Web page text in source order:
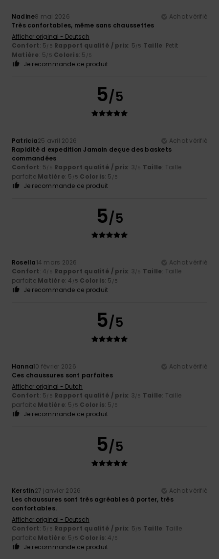
Nadine8 mai 2026
Achat vérifié
Très confortables, même sans chaussettes
Afficher original - Deutsch
Confort: 5/5 Rapport qualité / prix: 5/5 Taille: Petit
Matière: 5/5 Coloris: 5 /5
Je recommande ce produit
5/5
Patricia25 avril 2026
Achat vérifié
Rapidité d expedition Jamain deçue des baskets
commandées
Confort: 5/5 Rapport qualité / prix: 3/5 Taille: Taille
parfaite Matière: 5 /5 Coloris: 5 /5
Je recommande ce produit
5/5
Rosella14 mars 2026
Achat vérifié
Confort: 4/5 Rapport qualité / prix: 3/5 Taille: Taille
parfaite Matière: 4 /5 Coloris: 5 /5
Je recommande ce produit
5/5
Hanna10 février 2026
Achat vérifié
Ces chaussures sont parfaites
Afficher original - Dutch
Confort: 5/5 Rapport qualité / prix: 3/5 Taille: Taille
parfaite Matière: 5 /5 Coloris: 5 /5
Je recommande ce produit
5/5
Kerstin27 janvier 2026
Achat vérifié
Les chaussures sont très agréables à porter, très
confortables.
Afficher original - Deutsch
Confort: 5/5 Rapport qualité / prix: 5/5 Taille: Taille
parfaite Matière: 5 /5 Coloris: 4 /5
Je recommande ce produit